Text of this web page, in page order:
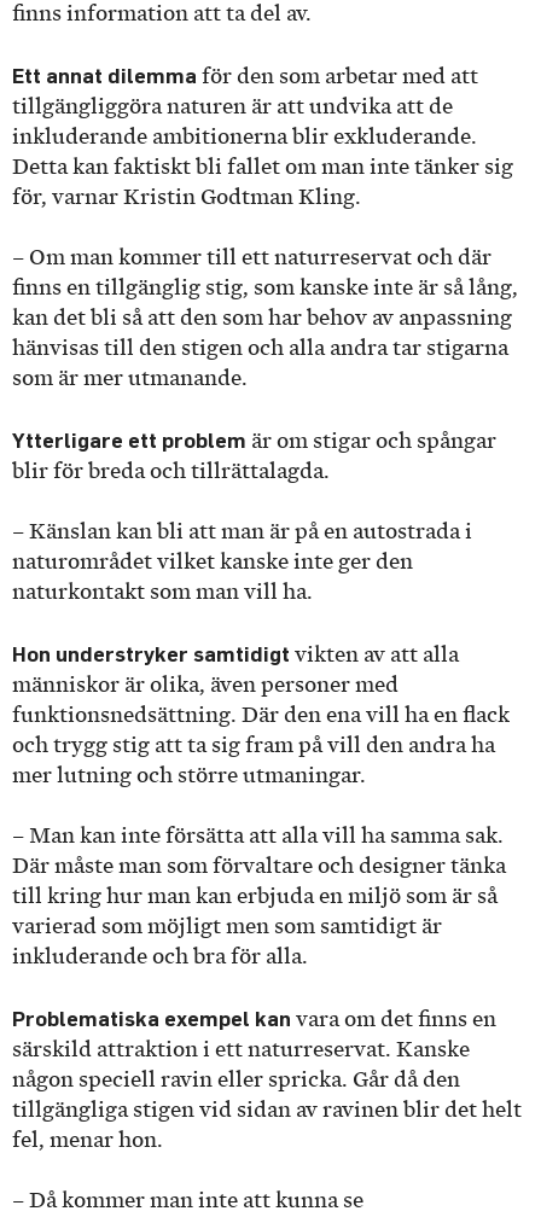
finns information att ta del av.
Ett annat dilemma för den som arbetar med att
tillgängliggöra naturen är att undvika att de
inkluderande ambitionerna blir exkluderande.
Detta kan faktiskt bli fallet om man inte tänker sig
för, varnar Kristin Godtman Kling.
– Om man kommer till ett naturreservat och där
finns en tillgänglig stig, som kanske inte är så lång,
kan det bli så att den som har behov av anpassning
hänvisas till den stigen och alla andra tar stigarna
som är mer utmanande.
Ytterligare ett problem är om stigar och spångar
blir för breda och tillrättalagda.
– Känslan kan bli att man är på en autostrada i
naturområdet vilket kanske inte ger den
naturkontakt som man vill ha.
Hon understryker samtidigt vikten av att alla
människor är olika, även personer med
funktionsnedsättning. Där den ena vill ha en flack
och trygg stig att ta sig fram på vill den andra ha
mer lutning och större utmaningar.
– Man kan inte försätta att alla vill ha samma sak.
Där måste man som förvaltare och designer tänka
till kring hur man kan erbjuda en miljö som är så
varierad som möjligt men som samtidigt är
inkluderande och bra för alla.
Problematiska exempel kan vara om det finns en
särskild attraktion i ett naturreservat. Kanske
någon speciell ravin eller spricka. Går då den
tillgängliga stigen vid sidan av ravinen blir det helt
fel, menar hon.
– Då kommer man inte att kunna se